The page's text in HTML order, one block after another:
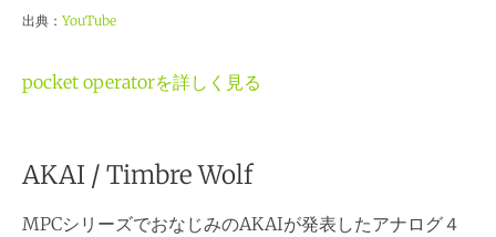
出典： YouTube
pocket operatorを詳しく見る
AKAI / Timbre Wolf
MPCシリーズでおなじみのAKAIが発表したアナログ４